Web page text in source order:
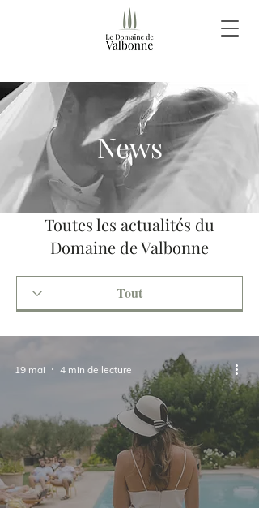
News
Toutes les actualités du
Domaine de Valbonne
19 mai 4 min de lecture